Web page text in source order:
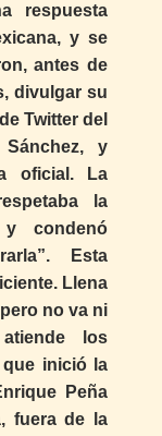
respuesta
y se
antes de
divulgar su
Twitter del
y
oficial. La
la
condenó
Esta
Llena
no va ni
los
que inició la
Peña
fuera de la